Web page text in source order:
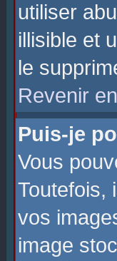
utiliser
illisible et
le
Revenir
Puis-je
Vous
Toutefois,
vos
image